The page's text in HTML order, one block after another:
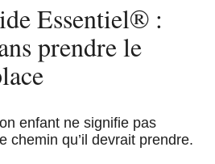
Essentiel® :
prendre le
enfant ne signifie pas
chemin qu’il devrait prendre.